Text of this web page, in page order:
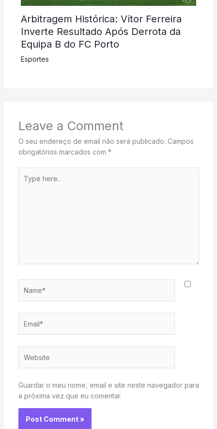
Arbitragem Histórica: Vítor Ferreira
Inverte Resultado Após Derrota da
Equipa B do FC Porto
Esportes
Leave a Comment
O seu endereço de email não será publicado. Campos
obrigatórios marcados com *
here..
Guardar o meu nome, email e site neste navegador para
a próxima vez que eu comentar.